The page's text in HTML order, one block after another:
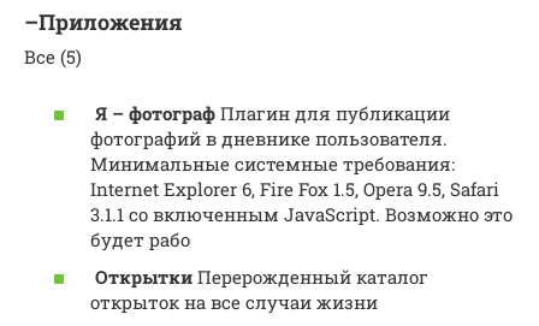
–Приложения
Все (5)
Я – фотограф Плагин для публикации
фотографий в дневнике пользователя.
Минимальные системные требования:
Internet Explorer 6, Fire Fox 1.5, Opera 9.5, Safari
3.1.1 со включенным JavaScript. Возможно это
будет рабо
Открытки Перерожденный каталог
открыток на все случаи жизни